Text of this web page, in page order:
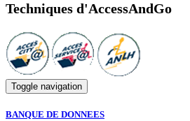
Techniques d'AccessAndGo
Toggle navigation
BANQUE DE DONNEES